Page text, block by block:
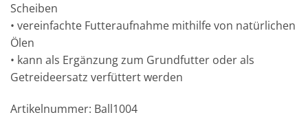
Scheiben
• vereinfachte Futteraufnahme mithilfe von natürlichen
Ölen
• kann als Ergänzung zum Grundfutter oder als
Getreideersatz verfüttert werden
Artikelnummer: Ball1004